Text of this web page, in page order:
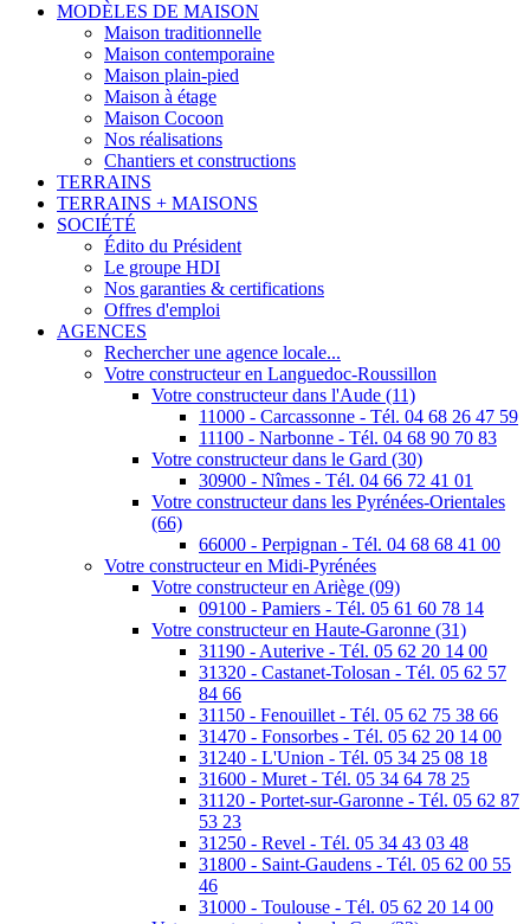
MODÈLES DE MAISON
Maison traditionnelle
Maison contemporaine
Maison plain-pied
Maison à étage
Maison Cocoon
Nos réalisations
Chantiers et constructions
TERRAINS
TERRAINS + MAISONS
SOCIÉTÉ
Édito du Président
Le groupe HDI
Nos garanties & certifications
Offres d'emploi
AGENCES
Rechercher une agence locale...
Votre constructeur en Languedoc-Roussillon
Votre constructeur dans l'Aude (11)
11000 - Carcassonne - Tél. 04 68 26 47 59
11100 - Narbonne - Tél. 04 68 90 70 83
Votre constructeur dans le Gard (30)
30900 - Nîmes - Tél. 04 66 72 41 01
Votre constructeur dans les Pyrénées-Orientales
(66)
66000 - Perpignan - Tél. 04 68 68 41 00
Votre constructeur en Midi-Pyrénées
Votre constructeur en Ariège (09)
09100 - Pamiers - Tél. 05 61 60 78 14
Votre constructeur en Haute-Garonne (31)
31190 - Auterive - Tél. 05 62 20 14 00
31320 - Castanet-Tolosan - Tél. 05 62 57
84 66
31150 - Fenouillet - Tél. 05 62 75 38 66
31470 - Fonsorbes - Tél. 05 62 20 14 00
31240 - L'Union - Tél. 05 34 25 08 18
31600 - Muret - Tél. 05 34 64 78 25
31120 - Portet-sur-Garonne - Tél. 05 62 87
53 23
31250 - Revel - Tél. 05 34 43 03 48
31800 - Saint-Gaudens - Tél. 05 62 00 55
46
31000 - Toulouse - Tél. 05 62 20 14 00